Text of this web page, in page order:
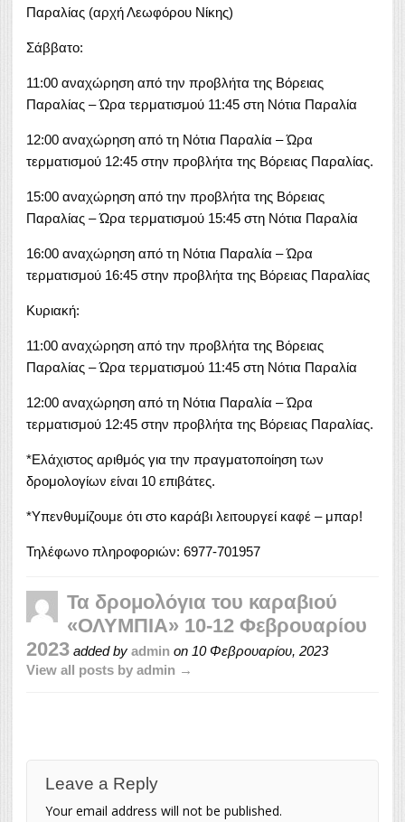
Παραλίας (αρχή Λεωφόρου Νίκης)
Σάββατο:
11:00 αναχώρηση από την προβλήτα της Βόρειας
Παραλίας – Ώρα τερματισμού 11:45 στη Νότια Παραλία
12:00 αναχώρηση από τη Νότια Παραλία – Ώρα
τερματισμού 12:45 στην προβλήτα της Βόρειας Παραλίας.
15:00 αναχώρηση από την προβλήτα της Βόρειας
Παραλίας – Ώρα τερματισμού 15:45 στη Νότια Παραλία
16:00 αναχώρηση από τη Νότια Παραλία – Ώρα
τερματισμού 16:45 στην προβλήτα της Βόρειας Παραλίας
Κυριακή:
11:00 αναχώρηση από την προβλήτα της Βόρειας
Παραλίας – Ώρα τερματισμού 11:45 στη Νότια Παραλία
12:00 αναχώρηση από τη Νότια Παραλία – Ώρα
τερματισμού 12:45 στην προβλήτα της Βόρειας Παραλίας.
*Ελάχιστος αριθμός για την πραγματοποίηση των
δρομολογίων είναι 10 επιβάτες.
*Υπενθυμίζουμε ότι στο καράβι λειτουργεί καφέ – μπαρ!
Τηλέφωνο πληροφοριών: 6977-701957
Τα δρομολόγια του καραβιού
«ΟΛΥΜΠΙΑ» 10-12 Φεβρουαρίου
2023 added by admin on 10 Φεβρουαρίου, 2023
View all posts by admin →
Leave a Reply
Your email address will not be published.